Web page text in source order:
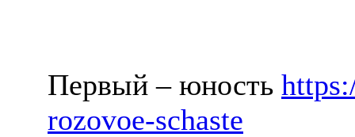
Первый – юность
rozovoe-schaste